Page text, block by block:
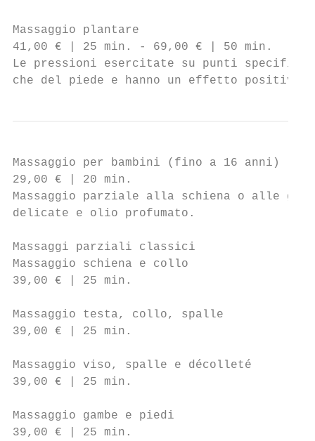
Massaggio plantare
41,00 € | 25 min. - 69,00 € | 50
Le pressioni esercitate su punti specifici
che del piede e hanno un effetto
Massaggio per bambini (fino a 16 anni)
29,00 € | 20 min.
Massaggio parziale alla schiena o alle
delicate e olio profumato.
Massaggi parziali classici
Massaggio schiena e collo
39,00 € | 25 min.
Massaggio testa, collo, spalle
39,00 € | 25 min.
Massaggio viso, spalle e décolleté
39,00 € | 25 min.
Massaggio gambe e piedi
39,00 € | 25 min.